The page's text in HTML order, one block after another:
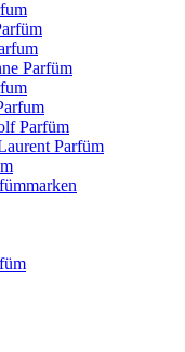
Parfüm
Parfüm
Parfüm